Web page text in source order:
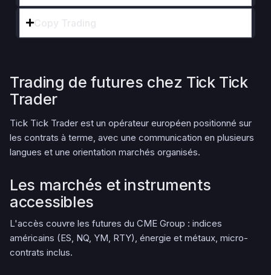
Copy Trading
Trading de futures chez Tick Tick
Trader
Tick Tick Trader est un opérateur européen positionné sur
les contrats à terme, avec une communication en plusieurs
langues et une orientation marchés organisés.
Les marchés et instruments
accessibles
L'accès couvre les futures du CME Group : indices
américains (ES, NQ, YM, RTY), énergie et métaux, micro-
contrats inclus.